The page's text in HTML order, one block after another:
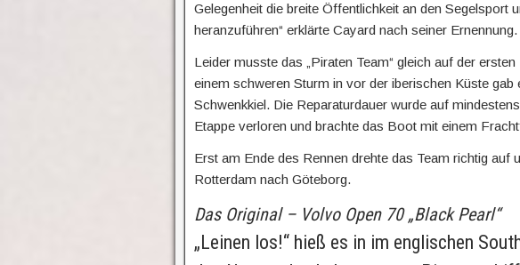
Gelegenheit die breite Öffentlichkeit an den Segelsport
heranzuführen“ erklärte Cayard nach seiner Ernennung.
Leider musste das „Piraten Team“ gleich auf der
einem schweren Sturm in vor der iberischen Küste
Schwenkkiel. Die Reparaturdauer wurde auf
Etappe verloren und brachte das Boot mit einem
Erst am Ende des Rennen drehte das Team richtig auf
Rotterdam nach Göteborg.
Das Original – Volvo Open 70 „Black Pearl“
„Leinen los!“ hieß es in im englischen